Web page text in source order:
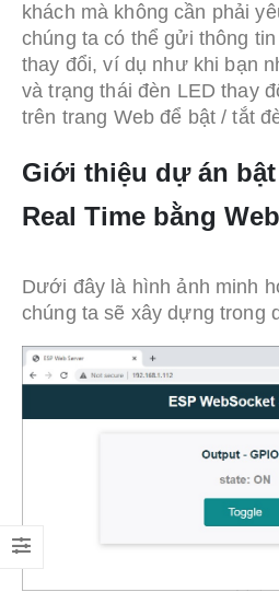
khách mà không cần phải
chúng ta có thể gửi thông
thay đổi, ví dụ như khi bạn
và trạng thái đèn LED thay
trên trang Web để bật / tắt
Giới thiệu dự án
Real Time bằng
Dưới đây là hình ảnh minh
chúng ta sẽ xây dựng trong